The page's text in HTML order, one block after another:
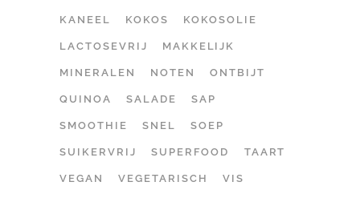
KANEEL KOKOS KOKOSOLIE
LACTOSEVRIJ MAKKELIJK
MINERALEN NOTEN ONTBIJT
QUINOA SALADE SAP
SMOOTHIE SNEL SOEP
SUIKERVRIJ SUPERFOOD TAART
VEGAN VEGETARISCH VIS